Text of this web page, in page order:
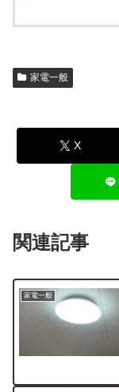
家電一般
X
関連記事
家電一般